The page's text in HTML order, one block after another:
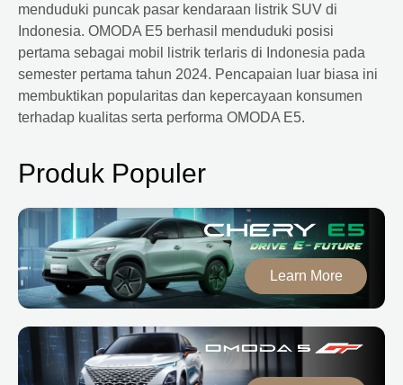
menduduki puncak pasar kendaraan listrik SUV di
Indonesia. OMODA E5 berhasil menduduki posisi
pertama sebagai mobil listrik terlaris di Indonesia pada
semester pertama tahun 2024. Pencapaian luar biasa ini
membuktikan popularitas dan kepercayaan konsumen
terhadap kualitas serta performa OMODA E5.
Produk Populer
Learn More